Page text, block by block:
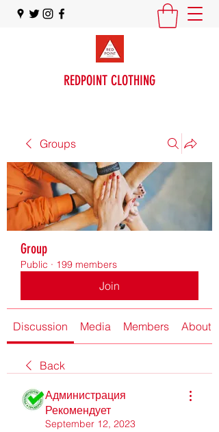
REDPOINT CLOTHING
Groups
Group
Public · 199 members
Join
Discussion Media Members About
Back
Администрация
Рекомендует
September 12, 2023